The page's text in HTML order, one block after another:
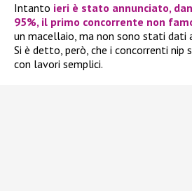
Intanto ieri è stato annunciato,
95%, il primo concorrente non
un macellaio, ma non sono stati
Si è detto, però, che i concorrenti nip
con lavori semplici.